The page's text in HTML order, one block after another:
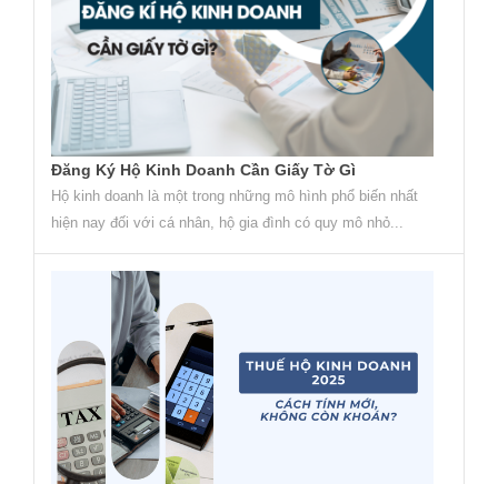
Đăng Ký Hộ Kinh Doanh Cần Giấy Tờ Gì
Hộ kinh doanh là một trong những mô hình phổ biến nhất
hiện nay đối với cá nhân, hộ gia đình có quy mô nhỏ...